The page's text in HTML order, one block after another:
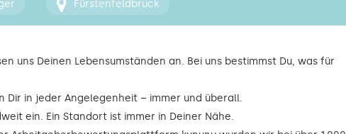
Fürstenfeldbruck
uns Deinen Lebensumständen an. Bei uns bestimmst Du, was für
Dir in jeder Angelegenheit – immer und überall.
ein. Ein Standort ist immer in Deiner Nähe.